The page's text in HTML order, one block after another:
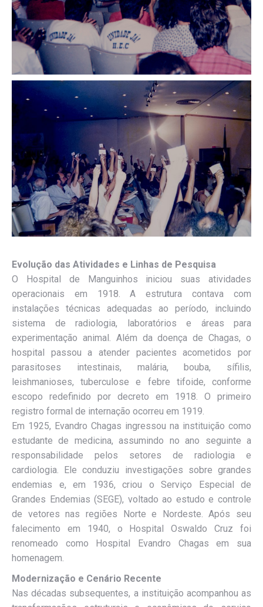
Evolução das Atividades e Linhas de Pesquisa
O Hospital de Manguinhos iniciou suas atividades
operacionais em 1918. A estrutura contava com
instalações técnicas adequadas ao período, incluindo
sistema de radiologia, laboratórios e áreas para
experimentação animal. Além da doença de Chagas, o
hospital passou a atender pacientes acometidos por
parasitoses intestinais, malária, bouba, sífilis,
leishmanioses, tuberculose e febre tifoide, conforme
escopo redefinido por decreto em 1918. O primeiro
registro formal de internação ocorreu em 1919.
Em 1925, Evandro Chagas ingressou na instituição como
estudante de medicina, assumindo no ano seguinte a
responsabilidade pelos setores de radiologia e
cardiologia. Ele conduziu investigações sobre grandes
endemias e, em 1936, criou o Serviço Especial de
Grandes Endemias (SEGE), voltado ao estudo e controle
de vetores nas regiões Norte e Nordeste. Após seu
falecimento em 1940, o Hospital Oswaldo Cruz foi
renomeado como Hospital Evandro Chagas em sua
homenagem.
Modernização e Cenário Recente
Nas décadas subsequentes, a instituição acompanhou as